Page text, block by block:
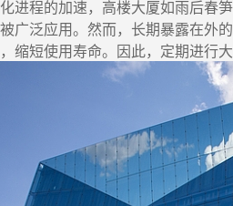
进程的加速，高楼大厦如雨后春
广泛应用。然而，长期暴露在外
缩短使用寿命。因此，定期进行